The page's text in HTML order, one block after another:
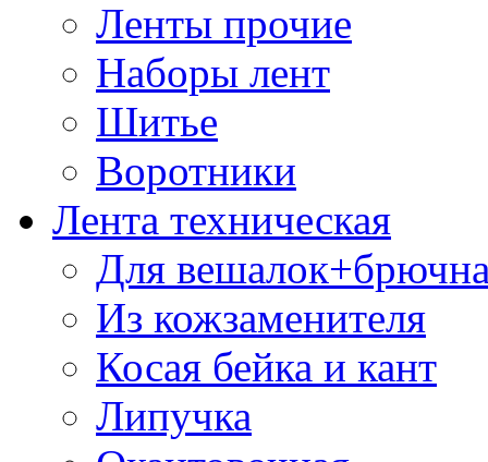
Ленты прочие
Наборы лент
Шитье
Воротники
Лента техническая
Для
Из кожзаменителя
Косая бейка и кант
Липучка